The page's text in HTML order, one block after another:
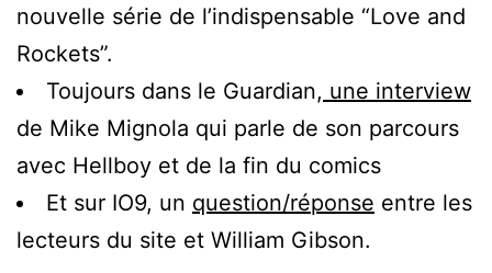
nouvelle série de l’indispensable “Love and
Rockets”.
Toujours dans le Guardian, une interview
de Mike Mignola qui parle de son parcours
avec Hellboy et de la fin du comics
Et sur IO9, un question/réponse entre les
lecteurs du site et William Gibson.